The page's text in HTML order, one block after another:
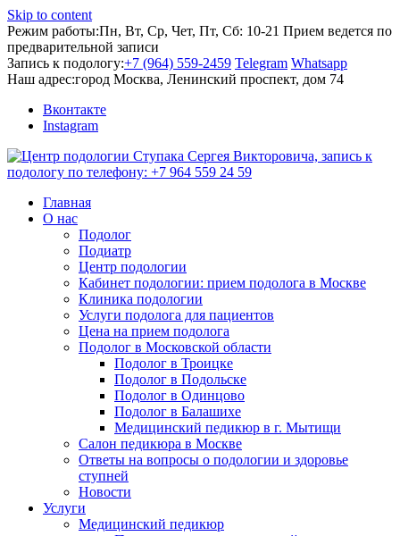
Skip to content
Режим работы:Пн, Вт, Ср, Чет, Пт, Сб: 10-21 Прием ведется по
предварительной записи
Запись к подологу:+7 (964) 559-2459 Telegram Whatsapp
Наш адрес:город Москва, Ленинский проспект, дом 74
Вконтакте
Instagram
Главная
О нас
Подолог
Подиатр
Центр подологии
Кабинет подологии: прием подолога в Москве
Клиника подологии
Услуги подолога для пациентов
Цена на прием подолога
Подолог в Московской области
Подолог в Троицке
Подолог в Подольске
Подолог в Одинцово
Подолог в Балашихе
Медицинский педикюр в г. Мытищи
Салон педикюра в Москве
Ответы на вопросы о подологии и здоровье
ступней
Новости
Услуги
Медицинский педикюр